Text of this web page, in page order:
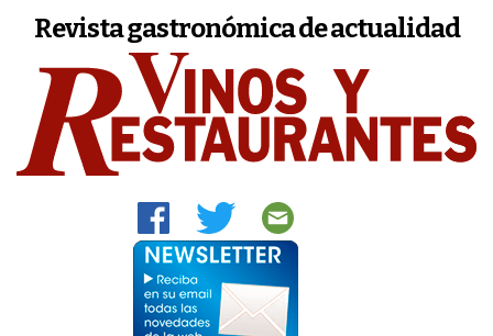
Revista gastronómica de actualidad